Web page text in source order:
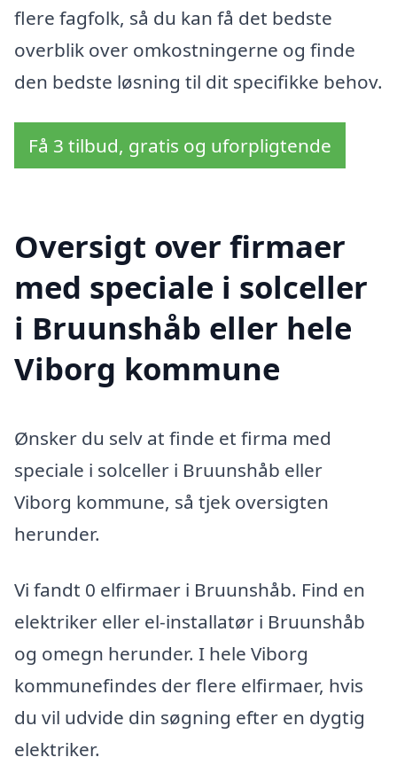
flere fagfolk, så du kan få det bedste
overblik over omkostningerne og finde
den bedste løsning til dit specifikke behov.
Få 3 tilbud, gratis og uforpligtende
Oversigt over firmaer
med speciale i solceller
i Bruunshåb eller hele
Viborg kommune
Ønsker du selv at finde et firma med
speciale i solceller i Bruunshåb eller
Viborg kommune, så tjek oversigten
herunder.
Vi fandt 0 elfirmaer i Bruunshåb. Find en
elektriker eller el-installatør i Bruunshåb
og omegn herunder. I hele Viborg
kommunefindes der flere elfirmaer, hvis
du vil udvide din søgning efter en dygtig
elektriker.